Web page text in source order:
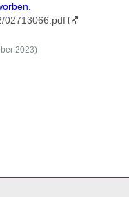
02713066.pdf
2023)